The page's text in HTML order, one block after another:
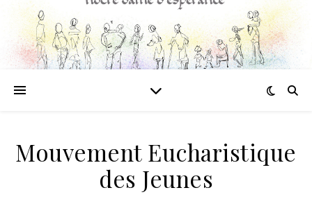
Mouvement Eucharistique
des Jeunes